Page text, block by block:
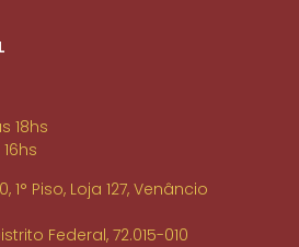
18hs
1° Piso, Loja 127, Venâncio
Federal, 72.015-010